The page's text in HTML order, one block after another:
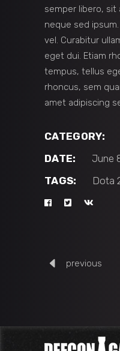
semper libero, sit
neque sed
vel. Curabitur
eget dui. Etiam
tempus, tellus
rhoncus, sem
amet adipiscing
CATEGORY:
DATE:
June
TAGS:
Dota
previous